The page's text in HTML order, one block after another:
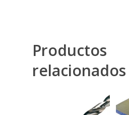
Productos
relacionados